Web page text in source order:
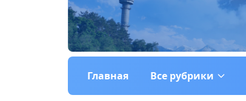
Главная Все рубрики